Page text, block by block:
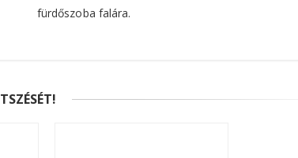
fürdőszoba falára.